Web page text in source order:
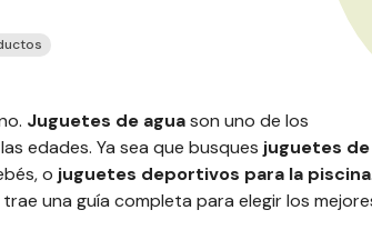
Juguetes de aguason uno de los
edades. Ya sea que busques juguetes de
o juguetes deportivos para la piscina
una guía completa para elegir los